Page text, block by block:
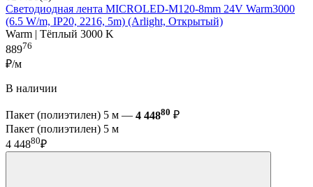
Светодиодная лента MICROLED-M120-8mm 24V Warm3000
(6.5 W/m, IP20, 2216, 5m) (Arlight, Открытый)
Warm | Тёплый 3000 K
88976
₽/м
В наличии
Пакет (полиэтилен) 5 м — 4 44880 ₽
Пакет (полиэтилен) 5 м
4 44880₽